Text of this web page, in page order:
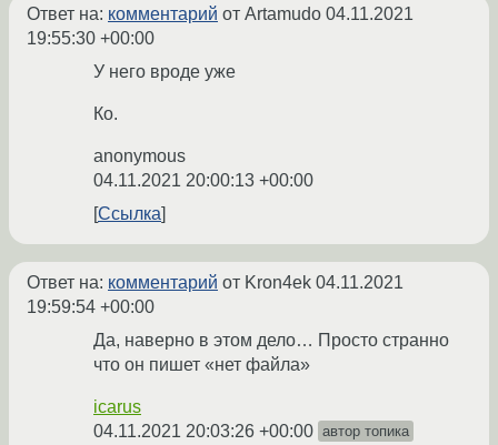
Ответ на: комментарий от Artamudo 04.11.2021
19:55:30 +00:00
У него вроде уже
Ко.
anonymous
04.11.2021 20:00:13 +00:00
Ссылка
Ответ на: комментарий от Kron4ek 04.11.2021
19:59:54 +00:00
Да, наверно в этом дело… Просто странно
что он пишет «нет файла»
icarus
04.11.2021 20:03:26 +00:00 автор топика